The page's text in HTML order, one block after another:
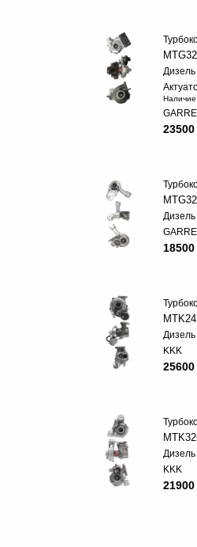
Дизель
Дизель
Дизель
KKK
Дизель
KKK